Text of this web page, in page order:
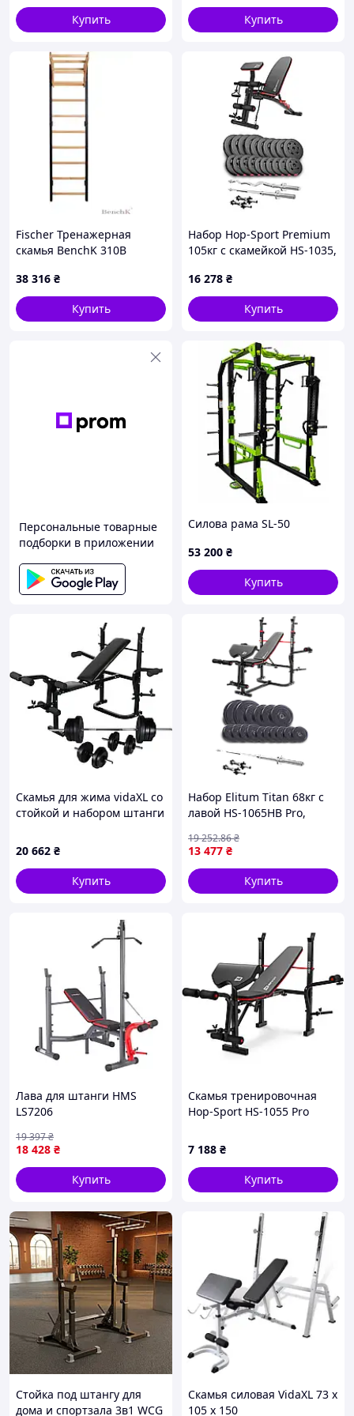
Купить Купить
Fischer Тренажерная
скамья BenchK 310B
деревянным хватом
38 316 ₴
Купить
Набор Hop-Sport Premium
105кг с скамейкой HS-1035,
16 278 ₴
Купить
Персональные товарные
подборки в приложении
Силова рама SL-50
53 200 ₴
Купить
Скамья для жима vidaXL со
стойкой и набором штанги
20 662 ₴
Купить
Набор Elitum Titan 68кг с
лавой HS-1065HB Pro,
13 477 ₴
19 252.86₴
Купить
Лава для штанги HMS
LS7206
18 428 ₴
19 397₴
Купить
Скамья тренировочная
Hop-Sport HS-1055 Pro
7 188 ₴
Купить
Стойка под штангу для
дома и спортзала 3в1 WCG
Скамья силовая VidaXL 73 x
105 x 150